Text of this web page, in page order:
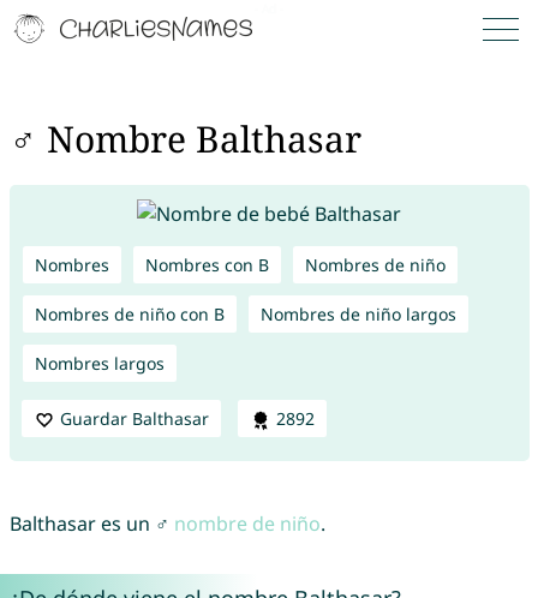
♂ Nombre Balthasar
Nombres Nombres con B Nombres de niño
Nombres de niño con B Nombres de niño largos
Nombres largos
Guardar Balthasar 2892
Balthasar es un ♂ nombre de niño.